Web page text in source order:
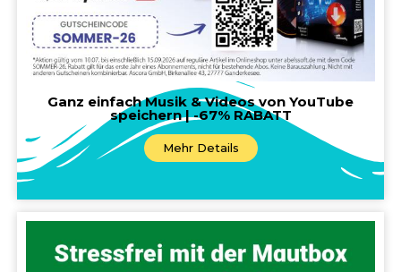
Ganz einfach Musik & Videos von YouTube
speichern | -67% RABATT
Mehr Details